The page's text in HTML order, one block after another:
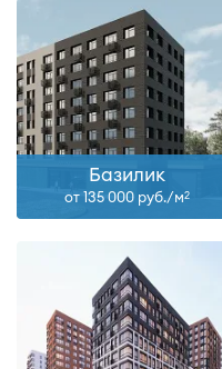
Базилик
от 135 000 руб./м2